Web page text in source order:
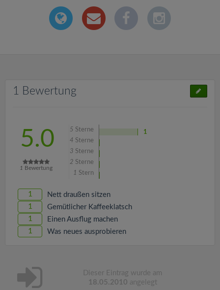
1 Bewertung
5.0
1 Bewertung
5 Sterne
1
4 Sterne
3 Sterne
2 Sterne
1 Stern
1 Nett draußen sitzen
1 Gemütlicher Kaffeeklatsch
1 Einen Ausflug machen
1 Was neues ausprobieren
Dieser Eintrag wurde am
18.05.2010 angelegt